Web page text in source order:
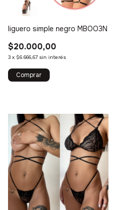
liguero simple negro MBOO3N
$20.000,00
3 x $6.666,67 sin interés